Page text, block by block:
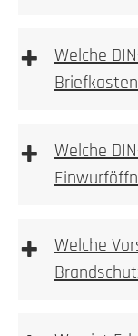
1. Prüfen
Wir
bzw.
beigelegte
+
Welche
+
Welche
+
Welche